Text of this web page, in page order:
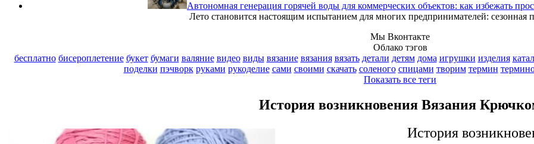
Автономная генерация горячей воды для коммерческих объектов: как избежать
Лето становится настоящим испытанием для многих предпринимателей: сезонная
Мы Вконтакте
Облако тэгов
бесплатно бисероплетение букет бумаги валяние видео виды вязание вязания вязать детали детям дома игрушки изделия
поделки пэчворк руками рукоделие сами своими скачать соленого спицами творим термин
Показать все теги
История возникновения Вязания
История